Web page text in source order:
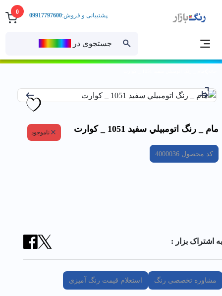
0
جستجوی در
پشتیبانی و فروش:09917797600
مام _ رنگ اتومبيلي سفيد 1051 _ كوارت ناموجود
کد محصول4000036
به اشتراک بزار :
مشاوره تخصصی رنگ استعلام قیمت رنگ آمیزی